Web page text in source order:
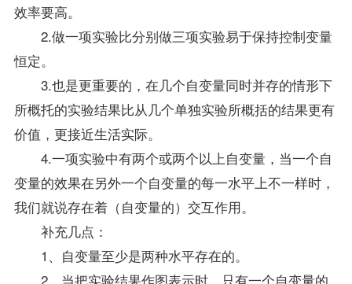
效率要高。
2.做一项实验比分别做三项实验易于保持控制变量
恒定。
3.也是更重要的，在几个自变量同时并存的情形下
所概托的实验结果比从几个单独实验所概括的结果更有
价值，更接近生活实际。
4.一项实验中有两个或两个以上自变量，当一个自
变量的效果在另外一个自变量的每一水平上不一样时，
我们就说存在着（自变量的）交互作用。
补充几点：
1、自变量至少是两种水平存在的。
2、当把实验结果作图表示时，只有一个自变量的